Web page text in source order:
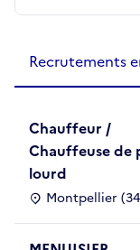
Recrutements
Chauffeur /
Chauffeuse de
lourd
Montpellier